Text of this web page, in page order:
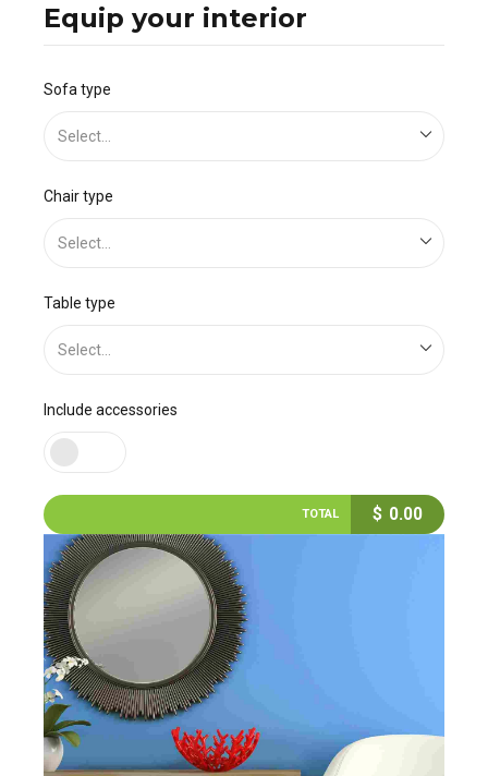
Equip your interior
Sofa type
Select...
Chair type
Select...
Table type
Select...
Include accessories
TOTAL $ 0.00